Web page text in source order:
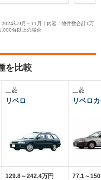
年9月～11月｜内容：物件数合計1万
台以上の場合
を比較
三菱
リベロ
129.8～242.4万円
三菱
リベロ
77.1～